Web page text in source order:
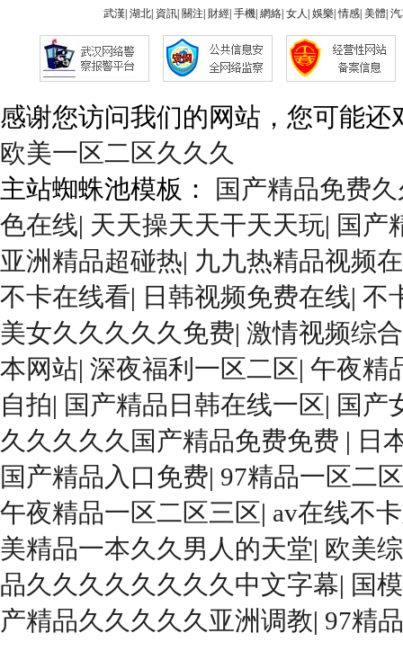
武漢| 湖北| 資訊| 關注 財經 手機| 網絡| 女人 娛樂 |情感| 美體 汽
感谢您访问我们的网站，您可能还
欧美一区二区久久久
主站蜘蛛池模板：
国产精品免费
色在线| 天天操天天干天天玩| 国产
亚洲精品超碰热| 九九热精品视频
不卡在线看| 日韩视频免费在线| 不
美女久久久久久免费| 激情视频综
本网站| 深夜福利一区二区| 午夜精
自拍| 国产精品日韩在线一区| 国产
久久久久久国产精品免费免费 | 日
国产精品入口免费| 97精品一区二
午夜精品一区二区三区| av在线不
美精品一本久久男人的天堂| 欧美
品久久久久久久久久中文字幕| 国
产精品久久久久久亚洲调教| 97精